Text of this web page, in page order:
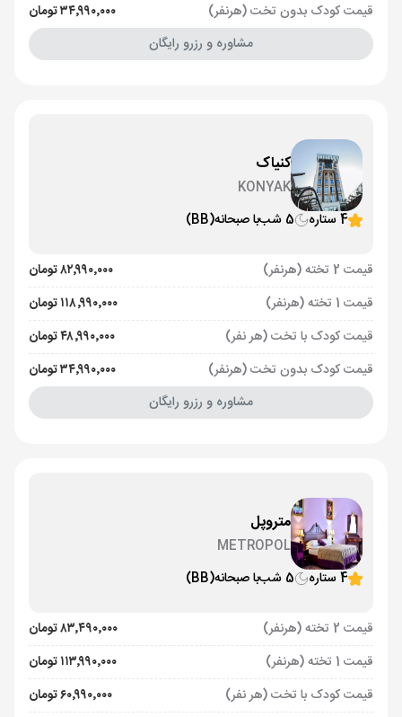
قیمت کودک بدون تخت (هرنفر)
۳۴٬۹۹۰٬۰۰۰ تومان
مشاوره و رزرو رایگان
کنیاک
KONYAK
4 ستاره
5 شب با صبحانه(BB)
قیمت 2 تخته (هرنفر)
۸۲٬۹۹۰٬۰۰۰ تومان
قیمت 1 تخته (هرنفر)
۱۱۸٬۹۹۰٬۰۰۰ تومان
قیمت کودک با تخت (هر نفر)
۴۸٬۹۹۰٬۰۰۰ تومان
قیمت کودک بدون تخت (هرنفر)
۳۴٬۹۹۰٬۰۰۰ تومان
مشاوره و رزرو رایگان
متروپل
METROPOL
4 ستاره
5 شب با صبحانه(BB)
قیمت 2 تخته (هرنفر)
۸۳٬۴۹۰٬۰۰۰ تومان
قیمت 1 تخته (هرنفر)
۱۱۳٬۹۹۰٬۰۰۰ تومان
قیمت کودک با تخت (هر نفر)
۶۰٬۹۹۰٬۰۰۰ تومان